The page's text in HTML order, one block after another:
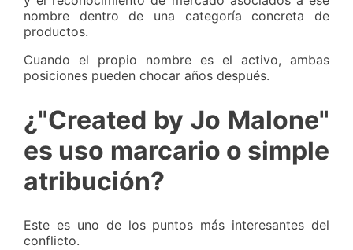
nombre dentro de una categoría concreta de
productos.
Cuando el propio nombre es el activo, ambas
posiciones pueden chocar años después.
¿"Created by Jo Malone"
es uso marcario o simple
atribución?
Este es uno de los puntos más interesantes del
conflicto.